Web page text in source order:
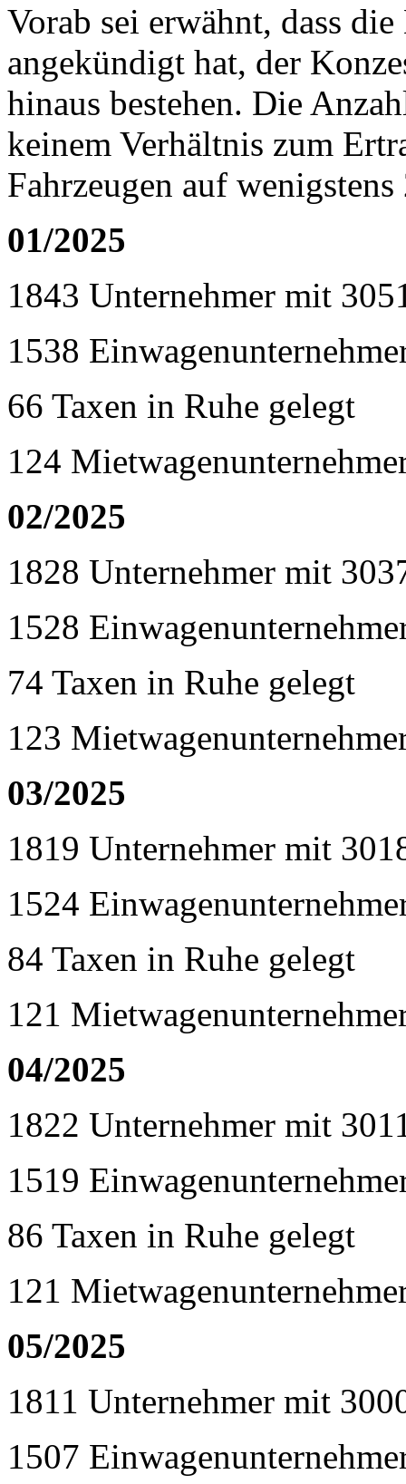
Vorab sei erwähnt, dass
angekündigt hat, der
hinaus bestehen. Die
keinem Verhältnis zum
Fahrzeugen auf
01/2025
1843 Unternehmer mit
1538
66 Taxen in Ruhe gelegt
124
02/2025
1828 Unternehmer mit
1528
74 Taxen in Ruhe gelegt
123
03/2025
1819 Unternehmer mit
1524
84 Taxen in Ruhe gelegt
121
04/2025
1822 Unternehmer mit
1519
86 Taxen in Ruhe gelegt
121
05/2025
1811 Unternehmer mit
1507